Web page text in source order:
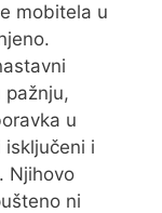
mobitela u
pažnju,
u
i
Njihovo
ni